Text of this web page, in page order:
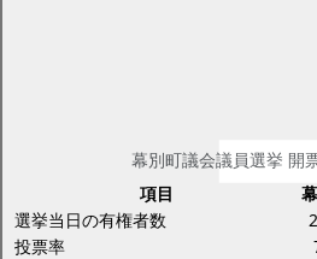
幕別町議会議員選挙 開
項目
選挙当日の有権者数
投票率